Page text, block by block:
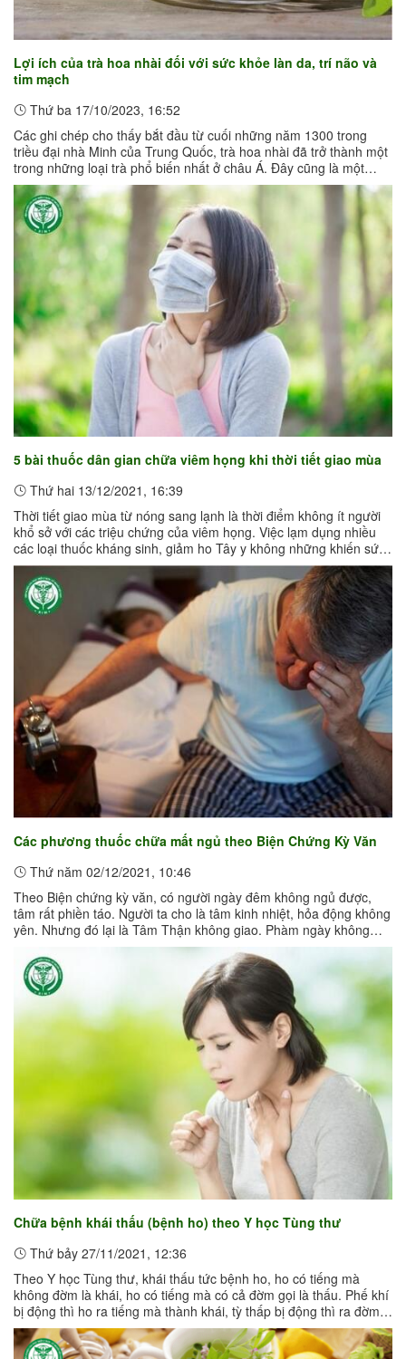
Lợi ích của trà hoa nhài đối với sức khỏe làn da, trí não và
tim mạch
Thứ ba 17/10/2023, 16:52
Các ghi chép cho thấy bắt đầu từ cuối những năm 1300 trong
triều đại nhà Minh của Trung Quốc, trà hoa nhài đã trở thành một
trong những loại trà phổ biến nhất ở châu Á. Đây cũng là một
trong những ...
5 bài thuốc dân gian chữa viêm họng khi thời tiết giao mùa
Thứ hai 13/12/2021, 16:39
Thời tiết giao mùa từ nóng sang lạnh là thời điểm không ít người
khổ sở với các triệu chứng của viêm họng. Việc lạm dụng nhiều
các loại thuốc kháng sinh, giảm ho Tây y không những khiến sức
đề kháng ...
Các phương thuốc chữa mất ngủ theo Biện Chứng Kỳ Văn
Thứ năm 02/12/2021, 10:46
Theo Biện chứng kỳ văn, có người ngày đêm không ngủ được,
tâm rất phiền táo. Người ta cho là tâm kinh nhiệt, hỏa động không
yên. Nhưng đó lại là Tâm Thận không giao. Phàm ngày không
ngủ được là Thận ...
Chữa bệnh khái thấu (bệnh ho) theo Y học Tùng thư
Thứ bảy 27/11/2021, 12:36
Theo Y học Tùng thư, khái thấu tức bệnh ho, ho có tiếng mà
không đờm là khái, ho có tiếng mà có cả đờm gọi là thấu. Phế khí
bị động thì ho ra tiếng mà thành khái, tỳ thấp bị động thì ra đờm
mà thành ...